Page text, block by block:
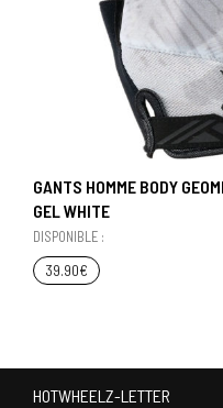
GANTS HOMME BODY
GEL WHITE
DISPONIBLE :
39.90€
HOTWHEELZ-LETTER